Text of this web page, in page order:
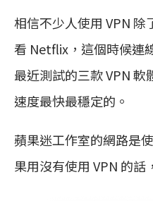
相信不少人使用 VPN
看 Netflix，這個時候連
最近測試的三款 VPN
速度最快最穩定的。
蘋果迷工作室的網路是
果用沒有使用 VPN 的話